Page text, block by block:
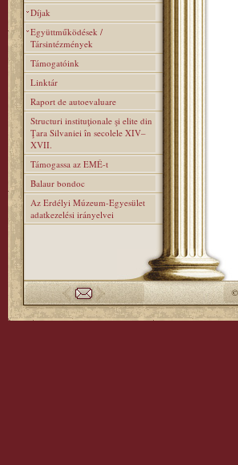
Díjak
Együttműködések /
Társintézmények
Támogatóink
Linktár
Raport de autoevaluare
Structuri instituţionale şi elite din
Ţara Silvaniei în secolele XIV–
XVII.
Támogassa az EMÉ-t
Balaur bondoc
Az Erdélyi Múzeum-Egyesület
adatkezelési irányelvei